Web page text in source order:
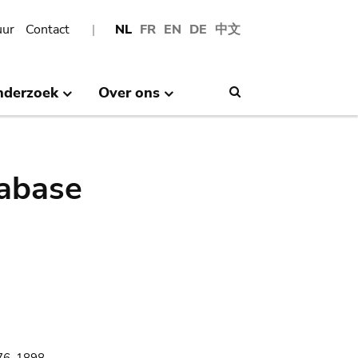
NL FR EN DE 中文
Contact
Over ons